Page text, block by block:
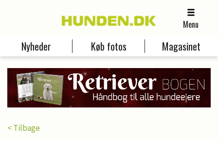
Menu
Nyheder Køb fotos Magasinet
< Tilbage